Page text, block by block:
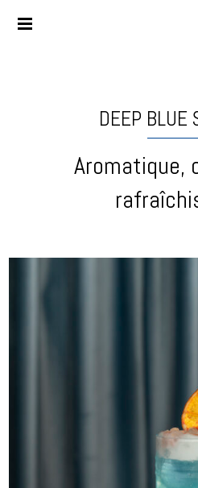
DEEP BLUE
Aromatique,